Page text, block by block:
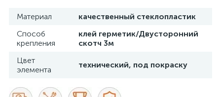
Материал
качественный стеклопластик
Способ
крепления
клей герметик/Двусторонний
скотч 3м
Цвет
элемента
технический, под покраску